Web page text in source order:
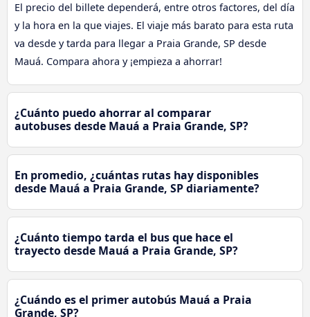
El precio del billete dependerá, entre otros factores, del día
y la hora en la que viajes. El viaje más barato para esta ruta
va desde y tarda para llegar a Praia Grande, SP desde
Mauá. Compara ahora y ¡empieza a ahorrar!
¿Cuánto puedo ahorrar al comparar
autobuses desde Mauá a Praia Grande, SP?
En promedio, ¿cuántas rutas hay disponibles
desde Mauá a Praia Grande, SP diariamente?
¿Cuánto tiempo tarda el bus que hace el
trayecto desde Mauá a Praia Grande, SP?
¿Cuándo es el primer autobús Mauá a Praia
Grande, SP?